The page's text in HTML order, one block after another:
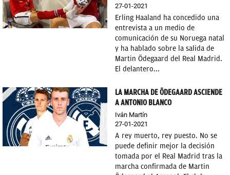
27-01-2021
Erling Haaland ha concedido una
entrevista a un medio de
comunicación de su Noruega natal
y ha hablado sobre la salida de
Martin Ödegaard del Real Madrid.
El delantero...
LA MARCHA DE ÖDEGAARD ASCIENDE
A ANTONIO BLANCO
Iván Martín
27-01-2021
A rey muerto, rey puesto. No se
puede definir mejor la decisión
tomada por el Real Madrid tras la
marcha confirmada de Martin